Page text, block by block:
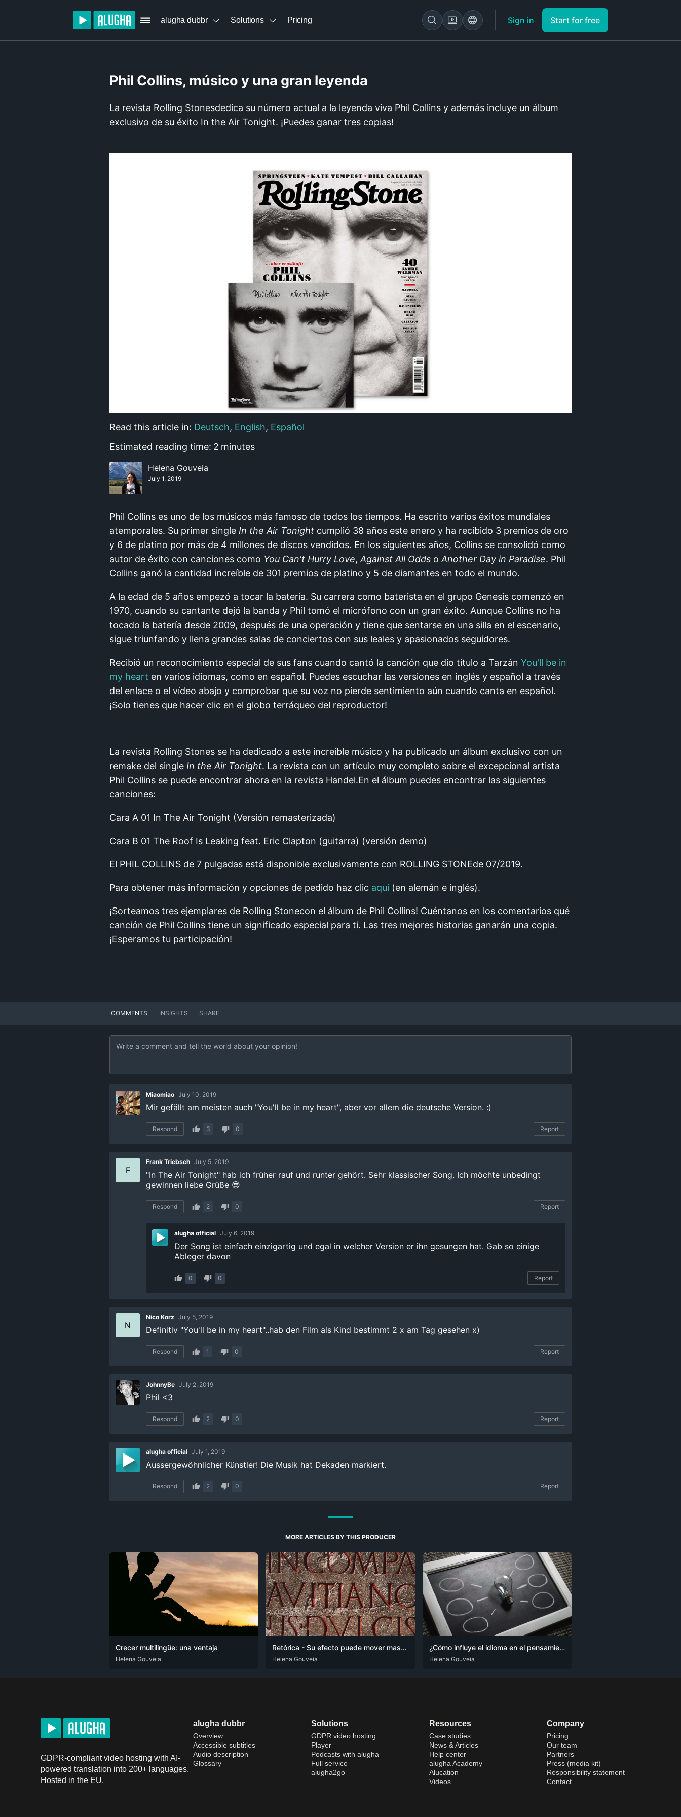
alugha dubbr Solutions Pricing Sign in Start for free
Phil Collins, músico y una gran leyenda
La revista Rolling Stonesdedica su número actual a la leyenda viva Phil Collins y además incluye un álbum
exclusivo de su éxito In the Air Tonight. ¡Puedes ganar tres copias!
Read this article in: Deutsch, English, Español
Estimated reading time: 2 minutes
Helena Gouveia
July 1, 2019
Phil Collins es uno de los músicos más famoso de todos los tiempos. Ha escrito varios éxitos mundiales
atemporales. Su primer single In the Air Tonight cumplió 38 años este enero y ha recibido 3 premios de oro
y 6 de platino por más de 4 millones de discos vendidos. En los siguientes años, Collins se consolidó como
autor de éxito con canciones como You Can't Hurry Love, Against All Odds o Another Day in Paradise. Phil
Collins ganó la cantidad increíble de 301 premios de platino y 5 de diamantes en todo el mundo.
A la edad de 5 años empezó a tocar la batería. Su carrera como baterista en el grupo Genesis comenzó en
1970, cuando su cantante dejó la banda y Phil tomó el micrófono con un gran éxito. Aunque Collins no ha
tocado la batería desde 2009, después de una operación y tiene que sentarse en una silla en el escenario,
sigue triunfando y llena grandes salas de conciertos con sus leales y apasionados seguidores.
Recibió un reconocimiento especial de sus fans cuando cantó la canción que dio título a Tarzán You'll be in
my heart en varios idiomas, como en español. Puedes escuchar las versiones en inglés y español a través
del enlace o el vídeo abajo y comprobar que su voz no pierde sentimiento aún cuando canta en español.
¡Solo tienes que hacer clic en el globo terráqueo del reproductor!
La revista Rolling Stones se ha dedicado a este increíble músico y ha publicado un álbum exclusivo con un
remake del single In the Air Tonight. La revista con un artículo muy completo sobre el excepcional artista
Phil Collins se puede encontrar ahora en la revista Handel.En el álbum puedes encontrar las siguientes
canciones:
Cara A 01 In The Air Tonight (Versión remasterizada)
Cara B 01 The Roof Is Leaking feat. Eric Clapton (guitarra) (versión demo)
El PHIL COLLINS de 7 pulgadas está disponible exclusivamente con ROLLING STONEde 07/2019.
Para obtener más información y opciones de pedido haz clic aquí(en alemán e inglés).
¡Sorteamos tres ejemplares de Rolling Stonecon el álbum de Phil Collins! Cuéntanos en los comentarios qué
canción de Phil Collins tiene un significado especial para ti. Las tres mejores historias ganarán una copia.
¡Esperamos tu participación!
COMMENTS INSIGHTS SHARE
Miaomiao July 10, 2019
Mir gefällt am meisten auch "You'll be in my heart", aber vor allem die deutsche Version. :)
Respond 3 0 Report
F
Frank Triebsch July 5, 2019
"In The Air Tonight" hab ich früher rauf und runter gehört. Sehr klassischer Song. Ich möchte unbedingt
gewinnen liebe Grüße 😎
Respond 2 0 Report
alugha official July 6, 2019
Der Song ist einfach einzigartig und egal in welcher Version er ihn gesungen hat. Gab so einige
Ableger davon
0 0 Report
N
Nico Korz July 5, 2019
Definitiv "You'll be in my heart"..hab den Film als Kind bestimmt 2 x am Tag gesehen x)
Respond 1 0 Report
JohnnyBe July 2, 2019
Phil <3
Respond 2 0 Report
alugha official July 1, 2019
Aussergewöhnlicher Künstler! Die Musik hat Dekaden markiert.
Respond 2 0 Report
MORE ARTICLES BY THIS PRODUCER
Crecer multilingüe: una ventaja
DEU ENG SPA
Helena Gouveia
Retórica - Su efecto puede mover masas
DEU ENG SPA
Helena Gouveia
¿Cómo influye el idioma en el pensamiento?
DEU ENG SPA
Helena Gouveia
GDPR-compliant video hosting with AI-
powered translation into 200+ languages.
Hosted in the EU.
alugha dubbr
Overview
Accessible subtitles
Audio description
Glossary
Solutions
GDPR video hosting
Player
Podcasts with alugha
Full service
alugha2go
Resources
Case studies
News & Articles
Help center
alugha Academy
Alucation
Videos
Company
Pricing
Our team
Partners
Press (media kit)
Responsibility statement
Contact